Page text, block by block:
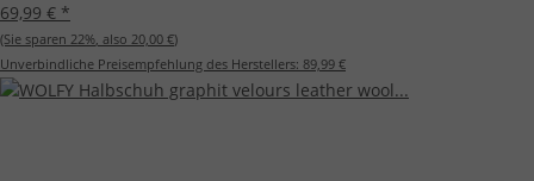
69,99 € *
(Sie sparen 22%, also 20,00 €)
Unverbindliche Preisempfehlung des Herstellers: 89,99 €